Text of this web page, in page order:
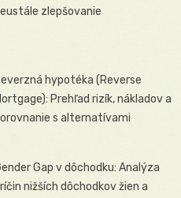
zlepšovanie
hypotéka (Reverse
Prehľad rizík, nákladov a
s alternatívami
Gap v dôchodku: Analýza
nižších dôchodkov žien a